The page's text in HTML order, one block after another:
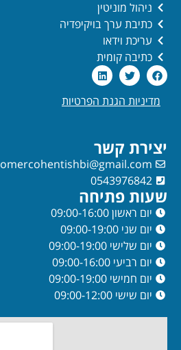
ניהול מוניטין
כתיבת ערך בויקיפדיה
עריכת וידאו
כתיבה קומית
מדיניות הגנת הפרטיות
יצירת קשר
omercohentishbi@gmail.com
0543976842
שעות פתיחה
יום ראשון 09:00-16:00
יום שני 09:00-19:00
יום שלישי 09:00-19:00
יום רביעי 09:00-16:00
יום חמישי 09:00-19:00
יום שישי 09:00-12:00